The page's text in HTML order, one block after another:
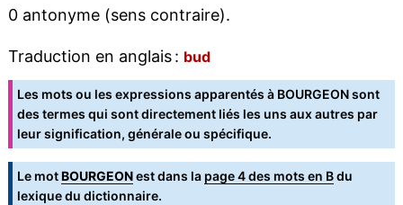
0 antonyme (sens contraire).
Traduction en anglais : bud
Les mots ou les expressions apparentés à BOURGEON sont
des termes qui sont directement liés les uns aux autres par
leur signification, générale ou spécifique.
Le motBOURGEONest dans la page 4 des mots en Bdu
lexique du dictionnaire.